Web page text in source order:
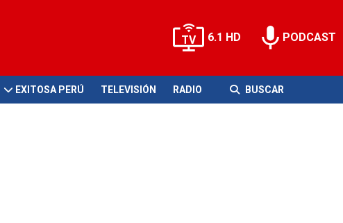
6.1 HD PODCAST
EXITOSA PERÚ TELEVISIÓN RADIO BUSCAR